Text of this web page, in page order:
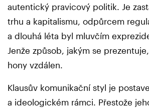
autentický pravicový politik. Je
trhu a kapitalismu, odpůrcem
a dlouhá léta byl mluvčím
Jenže způsob, jakým se
hony vzdálen.
Klausův komunikační styl je
a ideologickém rámci. Přestože